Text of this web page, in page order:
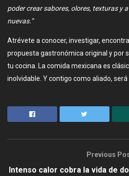
poder crear sabores, olores, texturas y
nuevas.”
Atrévete a conocer, investigar,
propuesta gastronómica original y por
tu cocina. La comida mexicana es
inolvidable. Y contigo como aliado, será
Previous
Intenso calor cobra la vida de